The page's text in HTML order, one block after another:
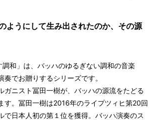
ようにして生み出されたのか、その源
調和」は、バッハのゆるぎない調和の音楽
奏でお贈りするシリーズです。
ガニスト冨田一樹が、バッハの源流をたどる
す。冨田一樹は2016年のライプツィヒ第20回
で日本人初の第１位を獲得。バッハ演奏のス